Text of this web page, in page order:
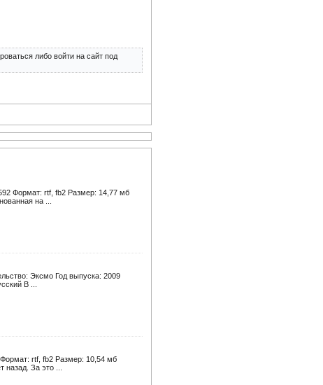
либо войти на сайт под
Формат: rtf, fb2 Размер: 14,77 мб
на ...
Эксмо Год выпуска: 2009
В ...
rtf, fb2 Размер: 10,54 мб
За это ...